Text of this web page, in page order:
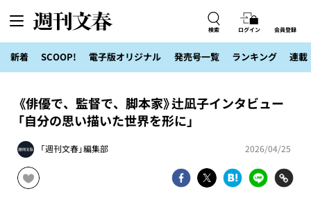
検索 ログイン 会員登録
新着 SCOOP! 電子版オリジナル 発売号一覧 ランキング 連載
《俳優で、監督で、脚本家》辻凪子インタビュー
「自分の思い描いた世界を形に」
「週刊文春」編集部 2026/04/25